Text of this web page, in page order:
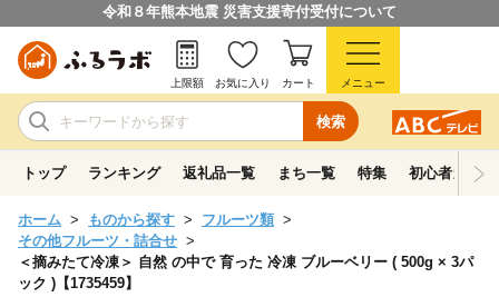
令和８年熊本地震 災害支援寄付受付について
検索
上限額 お気に入り カート メニュー
トップ ランキング 返礼品一覧 まち一覧 特集 初心者ガイド
ホーム ものから探す
フルーツ類
その他フルーツ・詰合せ
＜摘みたて冷凍＞ 自然 の中で 育った 冷凍 ブルーベリー ( 500g × 3パ
ック )【1735459】